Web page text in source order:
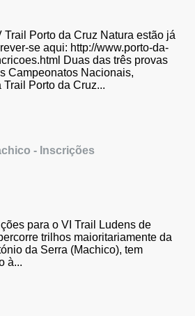
Porto da Cruz Natura estão já
se aqui: http://www.porto-da-
Duas das três provas
Campeonatos Nacionais,
Porto da Cruz...
- Inscrições
para o VI Trail Ludens de
trilhos maioritariamente da
da Serra (Machico), tem
à...